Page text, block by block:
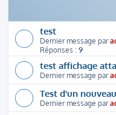
test
Dernier message par
Réponses :9
test affichage
Dernier message par
Test d'un
Dernier message par